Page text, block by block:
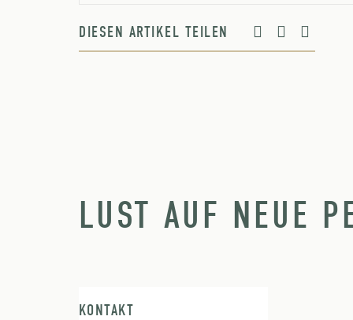
DIESEN ARTIKEL TEILEN
LUST AUF NEUE
KONTAKT